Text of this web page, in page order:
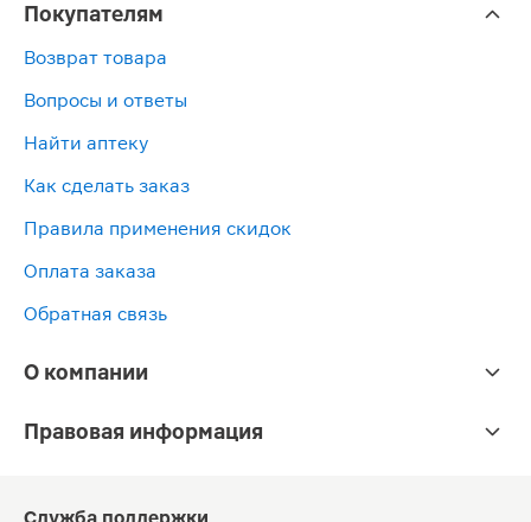
Покупателям
Возврат товара
Вопросы и ответы
Найти аптеку
Как сделать заказ
Правила применения скидок
Оплата заказа
Обратная связь
О компании
Правовая информация